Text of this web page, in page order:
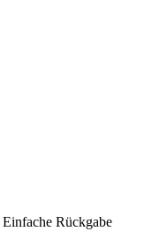
Einfache Rückgabe